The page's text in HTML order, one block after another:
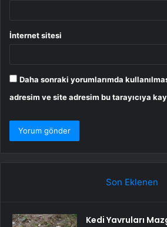
İnternet sitesi
Daha sonraki yorumlarımda
adresim ve site adresim bu tarayıcıya
Son Eklenen
Kedi Yavruları